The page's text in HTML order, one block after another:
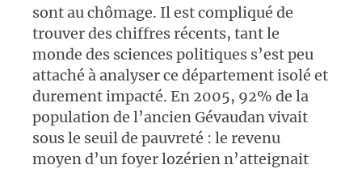
sont au chômage. Il est compliqué de
trouver des chiffres récents, tant le
monde des sciences politiques s’est peu
attaché à analyser ce département isolé et
durement impacté. En 2005, 92% de la
population de l’ancien Gévaudan vivait
sous le seuil de pauvreté : le revenu
moyen d’un foyer lozérien n’atteignait